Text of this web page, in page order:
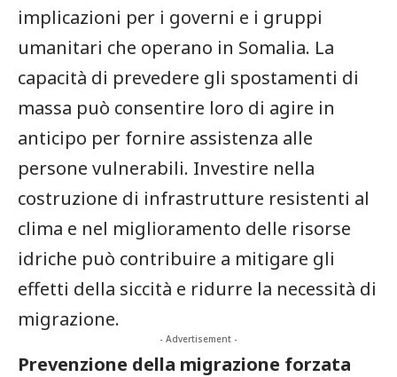
implicazioni per i governi e i gruppi⁤
umanitari che operano in Somalia. La
capacità di prevedere gli spostamenti di
massa può consentire loro di agire in
anticipo per fornire assistenza alle
persone vulnerabili. Investire nella
costruzione​ di infrastrutture resistenti al
clima‍ e nel miglioramento delle risorse
⁢idriche ​può contribuire a⁣ mitigare gli
⁤effetti della siccità e ridurre ‌la necessità di
migrazione.
- Advertisement -
Prevenzione della migrazione ⁤forzata